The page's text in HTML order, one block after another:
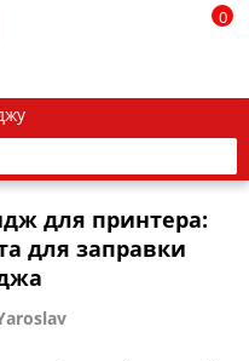
0
для принтера:
для заправки